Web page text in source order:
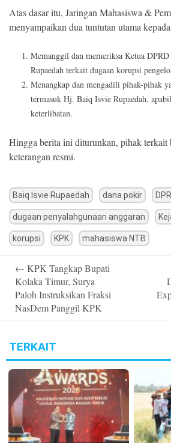
Atas dasar itu, Jaringan Mahasiswa &
menyampaikan dua tuntutan utama
Memanggil dan memeriksa Ketua
Rupaedah terkait dugaan korupsi
Menangkap dan mengadili pihak-pihak
termasuk Hj. Baiq Isvie Rupaedah,
keterlibatan.
Hingga berita ini diturunkan, pihak terkait
keterangan resmi.
Baiq Isvie Rupaedah dana pokir
dugaan penyalahgunaan anggaran
korupsi KPK mahasiswa NTB
navigation
← KPK Tangkap Bupati
Kolaka Timur, Surya
Paloh Instruksikan Fraksi
NasDem Panggil KPK
TERKAIT